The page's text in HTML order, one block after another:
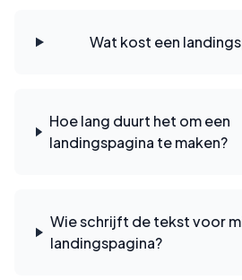
Wat kost een
Hoe lang duurt het om een
landingspagina te maken?
Wie schrijft de tekst voor
landingspagina?